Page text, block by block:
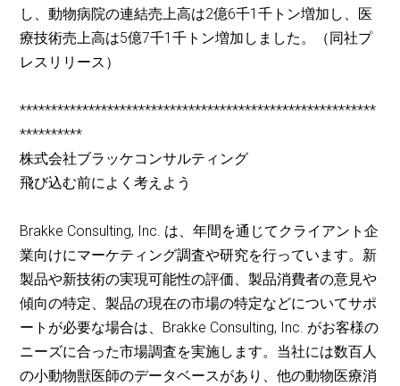
し、動物病院の連結売上高は2億6千1千トン増加し、医
療技術売上高は5億7千1千トン増加しました。（同社プ
レスリリース）
*********************************************************
**********
株式会社ブラッケコンサルティング
飛び込む前によく考えよう
Brakke Consulting, Inc. は、年間を通じてクライアント企
業向けにマーケティング調査や研究を行っています。新
製品や新技術の実現可能性の評価、製品消費者の意見や
傾向の特定、製品の現在の市場の特定などについてサポ
ートが必要な場合は、Brakke Consulting, Inc. がお客様の
ニーズに合った市場調査を実施します。当社には数百人
の小動物獣医師のデータベースがあり、他の動物医療消